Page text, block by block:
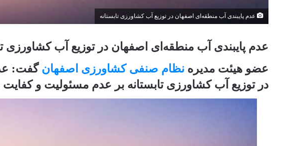
عدم پایبندی آب منطقه‌ای اصفهان در توزیع آب کشاورزی تابستانه
عدم پایبندی آب منطقه‌ای اصفهان در توزیع آب کشاورزی
عضو هیئت مدیره نظام صنفی کشاورزی اصفهان گفت:
در توزیع آب کشاورزی تابستانه بر عدم مسئولیت و کفایت